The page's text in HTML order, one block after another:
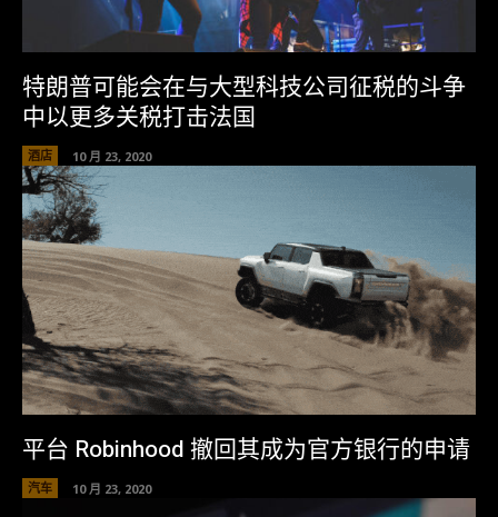
特朗普可能会在与大型科技公司征税的斗争
中以更多关税打击法国
酒店 10 月 23, 2020
平台 Robinhood 撤回其成为官方银行的申请
汽车 10 月 23, 2020